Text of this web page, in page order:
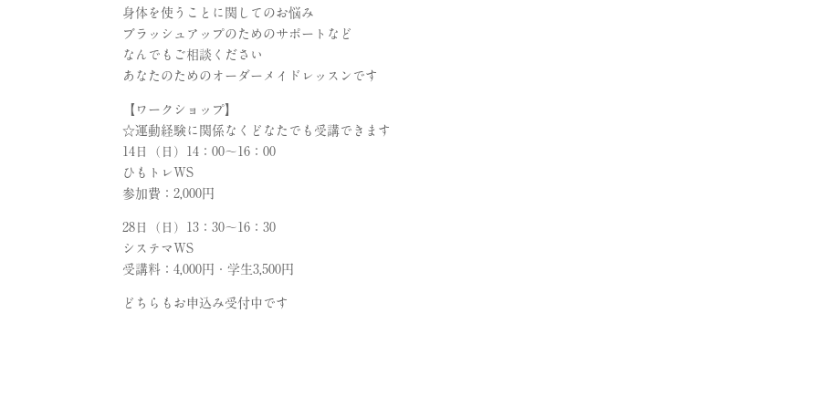
身体を使うことに関してのお悩み
ブラッシュアップのためのサポートなど
なんでもご相談ください
あなたのためのオーダーメイドレッスンです
【ワークショップ】
☆運動経験に関係なくどなたでも受講できます
14日（日）14：00〜16：00
ひもトレWS
参加費：2,000円
28日（日）13：30〜16：30
システマWS
受講料：4,000円・学生3,500円
どちらもお申込み受付中です